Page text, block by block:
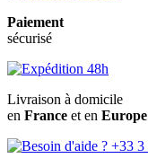
Paiement
sécurisé
Livraison à domicile
en France et en Europe